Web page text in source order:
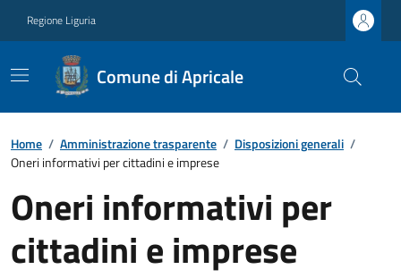
Regione Liguria
Comune di Apricale
Home / Amministrazione trasparente / Disposizioni generali /
Oneri informativi per cittadini e imprese
Oneri informativi per
cittadini e imprese